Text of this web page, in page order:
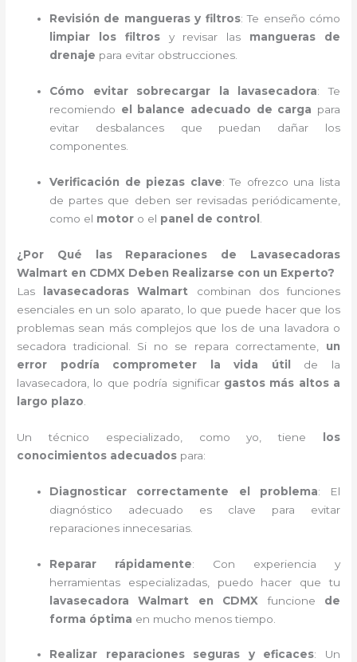
Revisión de mangueras y filtros: Te enseño cómo
limpiar los filtrosy revisar las mangueras de
drenaje para evitar obstrucciones.
Cómo evitar sobrecargar la lavasecadora: Te
recomiendo el balance adecuado de carga para
evitar desbalances que puedan dañar los
componentes.
Verificación de piezas clave: Te ofrezco una lista
de partes que deben ser revisadas periódicamente,
como el motor o el panel de control
¿Por Qué las Reparaciones de Lavasecadoras
Walmart en CDMX Deben Realizarse con un Experto?
Las
lavasecadoras Walmart combinan dos funciones
esenciales en un solo aparato, lo que puede hacer que los
problemas sean más complejos que los de una lavadora o
secadora tradicional. Si no se repara correctamente, un
error podría comprometer la vida útil
de la
lavasecadora, lo que podría significar gastos más altos a
largo plazo
Un técnico especializado, como yo, tiene
los
conocimientos adecuados para:
Diagnosticar correctamente el problema: El
diagnóstico adecuado es clave para evitar
reparaciones innecesarias.
Reparar rápidamente: Con experiencia y
herramientas especializadas, puedo hacer que tu
lavasecadora Walmart en CDMX funcione de
forma óptima en mucho menos tiempo.
Realizar reparaciones seguras y eficaces: Un